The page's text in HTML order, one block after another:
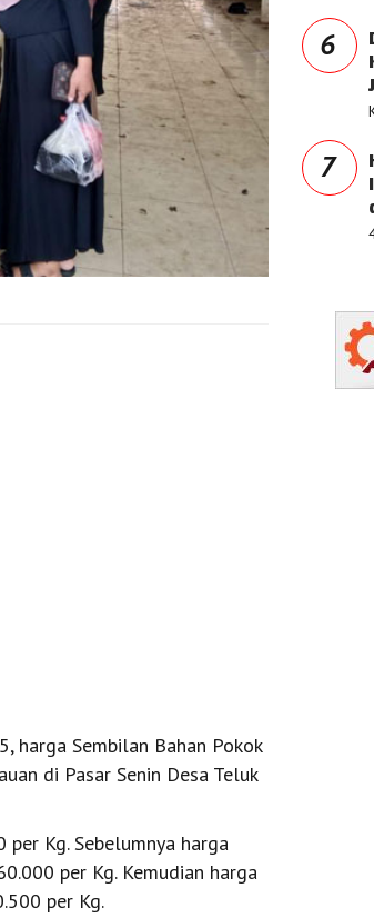
harga Sembilan Bahan Pokok
di Pasar Senin Desa Teluk
Kg. Sebelumnya harga
per Kg. Kemudian harga
per Kg.
6
7